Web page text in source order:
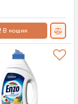
В кошик